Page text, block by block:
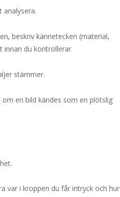
beskriv kännetecken (material,
innan du kontrollerar.
stämmer.
en bild kändes som en plötslig
var i kroppen du får intryck och hur